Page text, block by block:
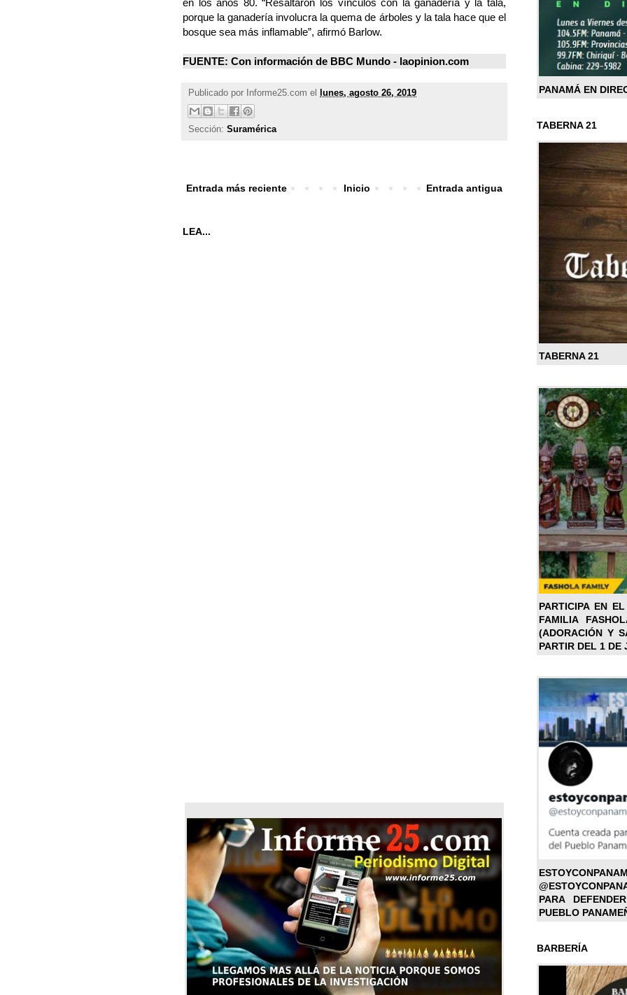
en los años 80. “Resaltaron los vínculos con la ganadería y la tala,
porque la ganadería involucra la quema de árboles y la tala hace que el
bosque sea más inflamable”, afirmó Barlow.
FUENTE: Con información de BBC Mundo - laopinion.com
Publicado por Informe25.com el lunes, agosto 26, 2019
Sección: Suramérica
Entrada más reciente Entrada antigua
Inicio
LEA...
PANAMÁ EN
TABERNA 21
TABERNA 21
PARTICIPA EN
FAMILIA
(ADORACIÓN Y
PARTIR DEL 1 DE
PARA
PUEBLO
BARBERÍA